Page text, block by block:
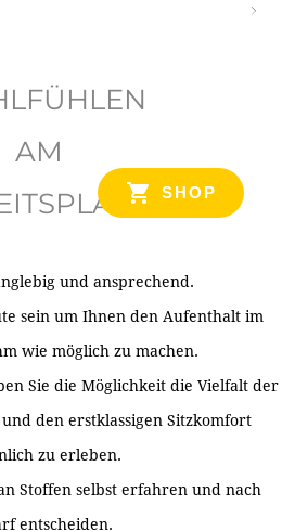
SHOP
AM
und ansprechend.
sein um Ihnen den Aufenthalt im
wie möglich zu machen.
Sie die Möglichkeit die Vielfalt der
den erstklassigen Sitzkomfort
zu erleben.
Stoffen selbst erfahren und nach
entscheiden.